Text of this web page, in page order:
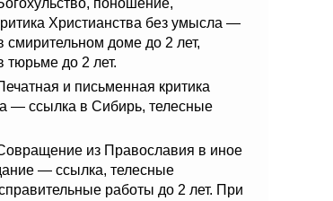
поношение,
Христианства без умысла —
смирительном доме до 2 лет,
тюрьме до 2 лет.
и письменная критика
— ссылка в Сибирь, телесные
из Православия в иное
— ссылка, телесные
работы до 2 лет. При